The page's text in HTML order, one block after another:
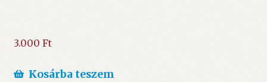
3.000 Ft
Kosárba teszem